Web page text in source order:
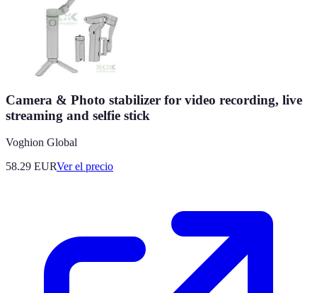
Camera & Photo stabilizer for video recording, live
streaming and selfie stick
Voghion Global
58.29 EURVer el precio